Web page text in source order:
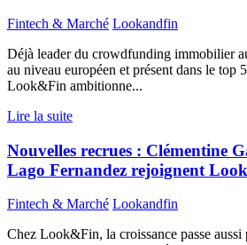
Fintech & Marché Lookandfin
Déjà leader du crowdfunding immobilier
au niveau européen et présent dans le top
Look&Fin ambitionne...
Lire la suite
Nouvelles recrues : Clémentine
Lago Fernandez rejoignent
Fintech & Marché Lookandfin
Chez Look&Fin, la croissance passe aussi